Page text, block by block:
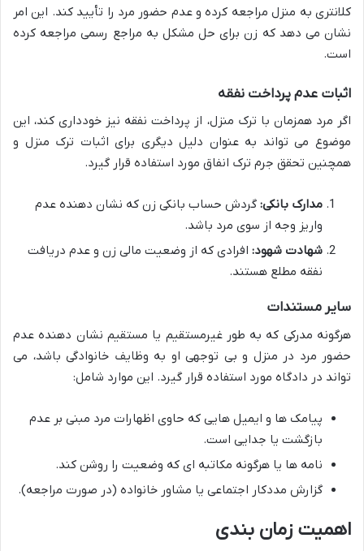
کلانتری به منزل مراجعه کرده و عدم حضور مرد را تأیید کند. این امر
نشان می دهد که زن برای حل مشکل به مراجع رسمی مراجعه کرده
است.
اثبات عدم پرداخت نفقه
اگر مرد همزمان با ترک منزل، از پرداخت نفقه نیز خودداری کند، این
موضوع می تواند به عنوان دلیل دیگری برای اثبات ترک منزل و
همچنین تحقق جرم ترک انفاق مورد استفاده قرار گیرد.
مدارک بانکی: گردش حساب بانکی زن که نشان دهنده عدم
واریز وجه از سوی مرد باشد.
شهادت شهود: افرادی که از وضعیت مالی زن و عدم دریافت
نفقه مطلع هستند.
سایر مستندات
هرگونه مدرکی که به طور غیرمستقیم یا مستقیم نشان دهنده عدم
حضور مرد در منزل و بی توجهی او به وظایف خانوادگی باشد، می
تواند در دادگاه مورد استفاده قرار گیرد. این موارد شامل:
پیامک ها و ایمیل هایی که حاوی اظهارات مرد مبنی بر عدم
بازگشت یا جدایی است.
نامه ها یا هرگونه مکاتبه ای که وضعیت را روشن کند.
گزارش مددکار اجتماعی یا مشاور خانواده (در صورت مراجعه).
اهمیت زمان بندی